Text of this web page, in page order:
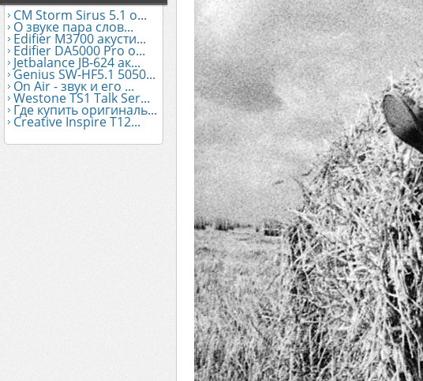
CM Storm Sirus 5.1 о...
О звуке пара слов...
Edifier М3700 акусти...
Edifier DA5000 Pro о...
Jetbalance JB-624 ак...
Genius SW-HF5.1 5050...
On Air - звук и его ...
Westone TS1 Talk Ser...
Где купить оригиналь...
Creative Inspire T12...